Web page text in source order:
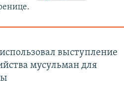
выступление
мусульман для